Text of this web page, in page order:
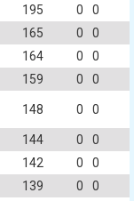
195 0
0
165 0
0
164 0
0
159 0 0
148 0 0
144 0
0
142 0
0
139 0 0